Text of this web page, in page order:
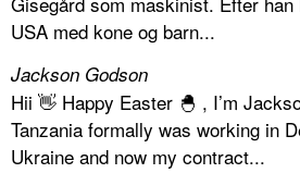
USA med kone og barn...
Jackson Godson
Hii 👋 Happy Easter 🐣 , I’m
Tanzania formally was working in
Ukraine and now my contract...